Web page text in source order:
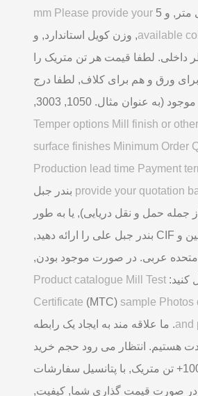
mm Please provide your
available, وزن کویل استاندارد, و
لطفا قیمت هر تن متریک را
ورق و هم برای کلاف, لطفا درج
کنید: آلیاژهای موجود (به عنوان مثال. 1050, 3003,
Temper options Mill finish or
surface finishes Minimum Order
Production lead time Payment
provide your quotation : CIF بندر جبل
جمله حمل و نقل دریایی), یا به طور
متناوب FOB چین و CIF بندر جبل علی را ارائه دهید,
عربی. در صورت موجود بودن,
کنید: Product catalogue Mill Test
Certificate (MTC) sample Photos
and. ما علاقه مند به ایجاد یک رابطه
هستیم. انتظار می رود حجم خرید
اولیه ما باشد 100+ تن متریک, با پتانسیل سفارشات
در صورت قیمت گذاری شما, کیفیت,